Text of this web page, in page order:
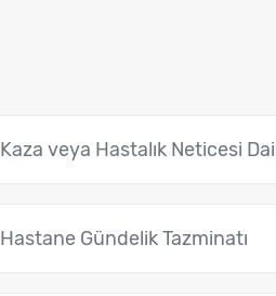
Kaza veya Hastalık Neticesi
Hastane Gündelik Tazminatı